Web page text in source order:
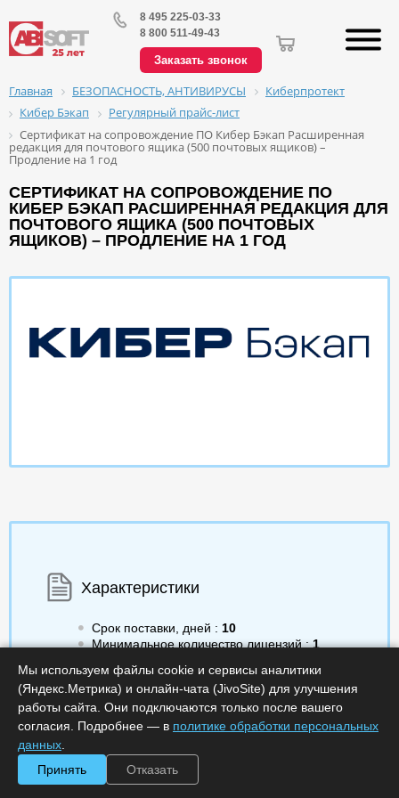
8 495 225-03-33
8 800 511-49-43
Заказать звонок
Главная БЕЗОПАСНОСТЬ, АНТИВИРУСЫ
Киберпротект
Кибер Бэкап
Регулярный прайс-лист
Сертификат на сопровождение ПО Кибер Бэкап Расширенная
редакция для почтового ящика (500 почтовых ящиков) –
Продление на 1 год
СЕРТИФИКАТ НА СОПРОВОЖДЕНИЕ ПО
КИБЕР БЭКАП РАСШИРЕННАЯ РЕДАКЦИЯ ДЛЯ
ПОЧТОВОГО ЯЩИКА (500 ПОЧТОВЫХ
ЯЩИКОВ) – ПРОДЛЕНИЕ НА 1 ГОД
Характеристики
Срок поставки, дней : 10
Минимальное количество лицензий :1
Артикул :APP500MBCRN1
Обработка заказа :в рабочее время
118 904.00a
Мы используем файлы cookie и сервисы аналитики
(Яндекс.Метрика) и онлайн-чата (JivoSite) для улучшения
работы сайта. Они подключаются только после вашего
согласия. Подробнее — в политике обработки персональных
данных
Принять
Отказать